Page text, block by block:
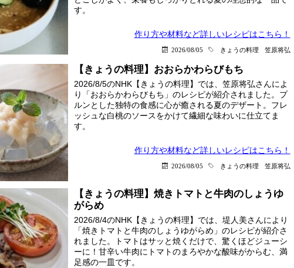
す。
作り方や材料など詳しいレシピはこちら！
2026/08/05 きょうの料理 笠原将弘
【きょうの料理】おおらかわらびもち
2026/8/5のNHK【きょうの料理】では、笠原将弘さんによ
り「おおらかわらびもち」のレシピが紹介されました。プ
ルンとした独特の食感に心が癒される夏のデザート。フレ
ッシュな白桃のソースをかけて繊細な味わいに仕立てま
す。
作り方や材料など詳しいレシピはこちら！
2026/08/05 きょうの料理 笠原将弘
【きょうの料理】焼きトマトと牛肉のしょうゆ
がらめ
2026/8/4のNHK【きょうの料理】では、堤人美さんにより
「焼きトマトと牛肉のしょうゆがらめ」のレシピが紹介さ
れました。トマトはサッと焼くだけで、驚くほどジューシ
ーに！甘辛い牛肉にトマトのまろやかな酸味がからむ、満
足感の一皿です。